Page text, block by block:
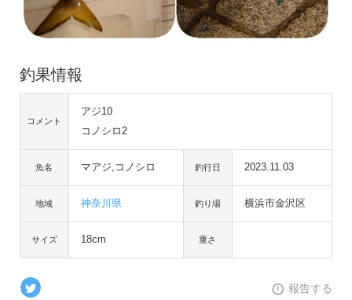
釣果情報
コメント
アジ10
コノシロ2
魚名 マアジ,コノシロ 釣行日 2023.11.03
地域 神奈川県 釣り場 横浜市金沢区
サイズ 18cm 重さ
報告する